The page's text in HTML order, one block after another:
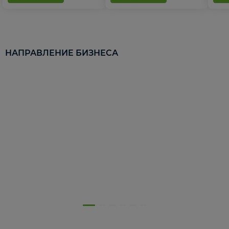
НАПРАВЛЕНИЕ БИЗНЕСА